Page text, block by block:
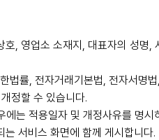
호, 영업소 소재지, 대표자의 성
법률, 전자거래기본법, 전자서명
정할 수 있습니다.
는 적용일자 및 개정사유를 명
서비스 화면에 함께 게시합니다.